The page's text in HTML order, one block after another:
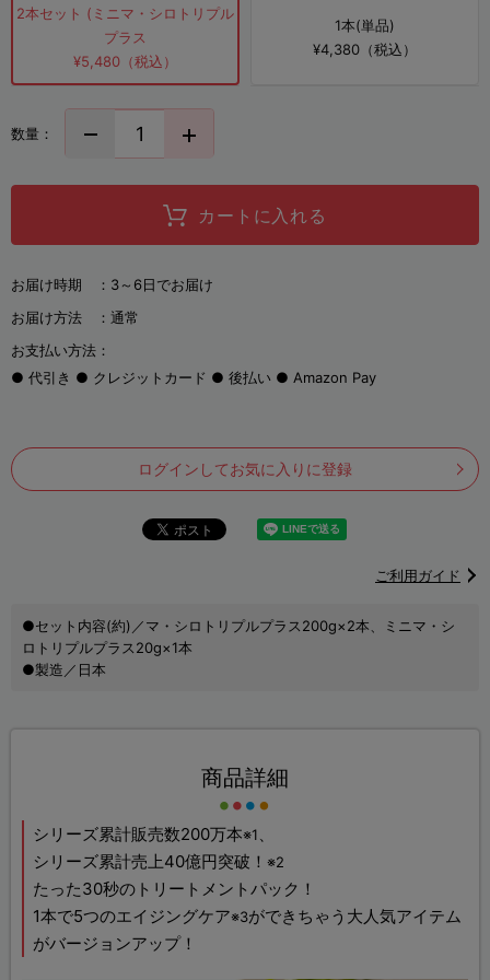
2本セット (ミニマ・シロトリプル
プラス
¥5,480（税込）
1本(単品)
¥4,380（税込）
数量：
カートに入れる
お届け時期 ： 3～6日でお届け
お届け方法 ： 通常
お支払い方法：
代引き
クレジットカード 後払い Amazon Pay
ログインしてお気に入りに登録
ご利用ガイド
●セット内容(約)／マ・シロトリプルプラス200g×2本、ミニマ・シ
ロトリプルプラス20g×1本
●製造／日本
商品詳細
シリーズ累計販売数200万本※1、
シリーズ累計売上40億円突破！ ※2
たった30秒のトリートメントパック！
1本で5つのエイジングケア※3ができちゃう大人気アイテム
がバージョンアップ！